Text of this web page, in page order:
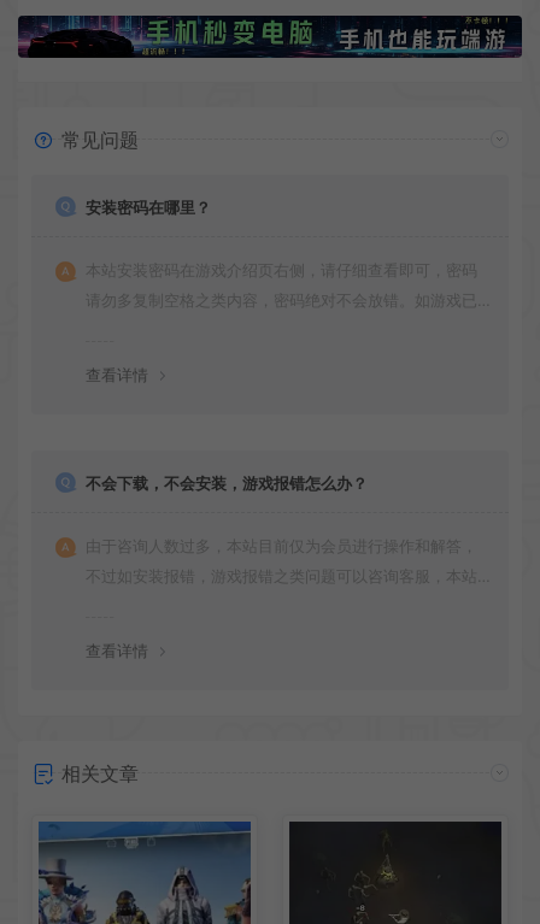
常见问题
安装密码在哪里？
本站安装密码在游戏介绍页右侧，请仔细查看即可，密码
请勿多复制空格之类内容，密码绝对不会放错。如游戏已
查看详情
不会下载，不会安装，游戏报错怎么办？
由于咨询人数过多，本站目前仅为会员进行操作和解答，
不过如安装报错，游戏报错之类问题可以咨询客服，本站
查看详情
相关文章